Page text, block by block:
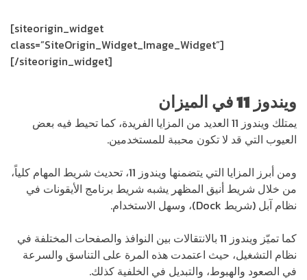
[siteorigin_widget
class=”SiteOrigin_Widget_Image_Widget”]
[/siteorigin_widget]
ويندوز 11 في الميزان
يمتلك ويندوز 11 العديد من المزايا الفريدة، كما تحيط فيه بعض
العيوب التي قد لا تكون محببة للمستخدمين.
ومن أبرز المزايا التي يتضمنها ويندوز 11، تحديث شريط المهام كلياً،
من خلال شريط أنيق المظهر يشبه شريط برنامج الأيقونات في
نظام آبل (شريط Dock)، وسهل الاستخدام.
كما تميّز ويندوز 11 بالانتقالات بين النوافذ والصفحات المختلفة في
نظام التشغيل، حيث اعتمدت هذه المرة على التناسق والسرعة
في الصعود والهبوط، والتبديل في الخلفية كذلك.